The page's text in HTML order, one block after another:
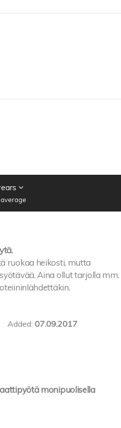
ruokaa heikosti, mutta
Aina ollut tarjolla mm.
Added:07.09.2017
monipuolisella